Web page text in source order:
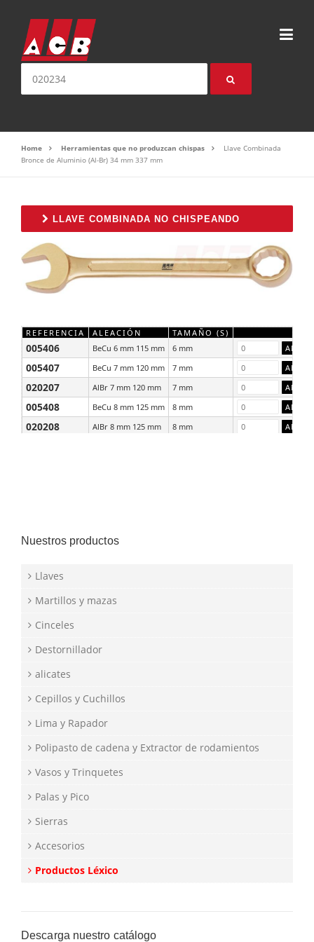
Home Herramientas que no produzcan chispas
Llave Combinada
Bronce de Aluminio (Al-Br) 34 mm 337 mm
LLAVE COMBINADA NO CHISPEANDO
REFERENCIA ALEACIÓN TAMAÑO (S)
005406 BeCu 6 mm 115 mm 6 mm
005407 BeCu 7 mm 120 mm 7 mm
020207 AlBr 7 mm 120 mm 7 mm
005408 BeCu 8 mm 125 mm 8 mm
020208 AlBr 8 mm 125 mm 8 mm
Nuestros productos
Llaves
Martillos y mazas
Cinceles
Destornillador
alicates
Cepillos y Cuchillos
Lima y Rapador
Polipasto de cadena y Extractor de rodamientos
Vasos y Trinquetes
Palas y Pico
Sierras
Accesorios
Productos Léxico
Descarga nuestro catálogo